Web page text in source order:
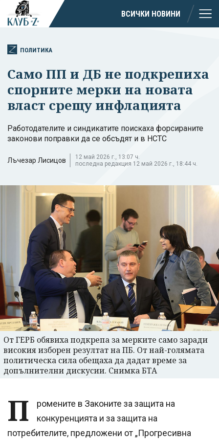
ВСИЧКИ НОВИНИ
ПОЛИТИКА
Само ПП и ДБ не подкрепиха
спорните мерки на новата
власт срещу инфлацията
Работодателите и синдикатите поискаха форсираните
законови поправки да се обсъдят и в НСТС
Лъчезар Лисицов
12 май 2026 г., 13:07 ч.
последна редакция 12 май 2026 г., 18:44 ч.
От ГЕРБ обявиха подкрепа за мерките само заради
високия изборен резултат на ПБ. От най-голямата
политическа сила обещаха да дадат време за
допълнителни дискусии. Снимка БТА
П
ромените в Законите за защита на
конкуренцията и за защита на
потребителите, предложени от „Прогресивна